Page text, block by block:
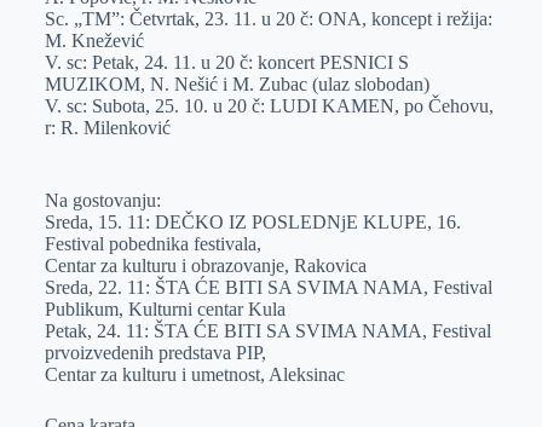
Sc. „TM”: Četvrtak, 23. 11. u 20 č: ONA, koncept i režija:
M. Knežević
V. sc: Petak, 24. 11. u 20 č: koncert PESNICI S
MUZIKOM, N. Nešić i M. Zubac (ulaz slobodan)
V. sc: Subota, 25. 10. u 20 č: LUDI KAMEN, po Čehovu,
r: R. Milenković
Na gostovanju:
Sreda, 15. 11: DEČKO IZ POSLEDNjE KLUPE, 16.
Festival pobednika festivala,
Centar za kulturu i obrazovanje, Rakovica
Sreda, 22. 11: ŠTA ĆE BITI SA SVIMA NAMA, Festival
Publikum, Kulturni centar Kula
Petak, 24. 11: ŠTA ĆE BITI SA SVIMA NAMA, Festival
prvoizvedenih predstava PIP,
Centar za kulturu i umetnost, Aleksinac